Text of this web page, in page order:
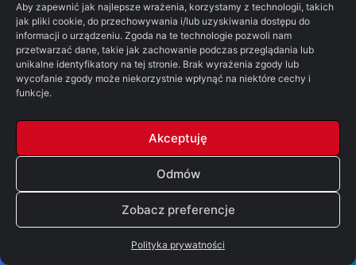
Aby zapewnić jak najlepsze wrażenia, korzystamy z technologii, takich
jak pliki cookie, do przechowywania i/lub uzyskiwania dostępu do
informacji o urządzeniu. Zgoda na te technologie pozwoli nam
przetwarzać dane, takie jak zachowanie podczas przeglądania lub
unikalne identyfikatory na tej stronie. Brak wyrażenia zgody lub
wycofanie zgody może niekorzystnie wpłynąć na niektóre cechy i
funkcje.
Akceptuję
Odmów
Zobacz preferencje
Polityka prywatności
s
z
e
:
Nie wiem jak w innych częściach, ale pod
względem dopracowania map THPS 2 i 3
stanowiły prawdziwe perełki. Ile tam się
udało wszystkiego upchnąć! A jak zagrałem
odkryć większość sekretów, tak wryło się to
w pamięć. Inna sprawa doskoczyć gdzie
trzeba, to już nie takie proste.
0
0